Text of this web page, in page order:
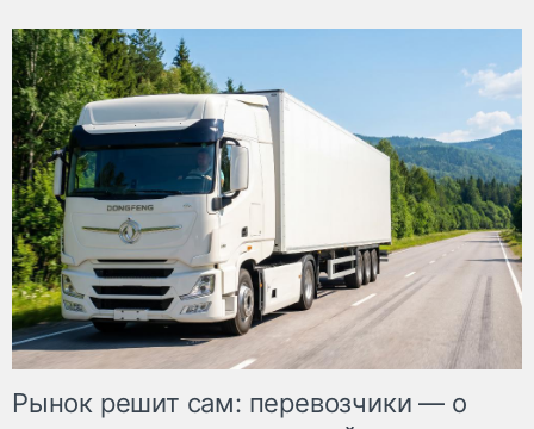
Рынок решит сам: перевозчики — о